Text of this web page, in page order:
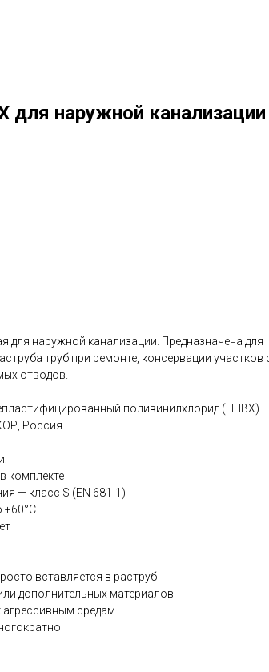
для наружной
для наружной канализации. Предназначена для
труб при ремонте, консервации участков
отводов.
поливинилхлорид (НПВХ).
Россия.
комплекте
— класс S (EN 681-1)
+60°C
вставляется в раструб
дополнительных материалов
агрессивным средам